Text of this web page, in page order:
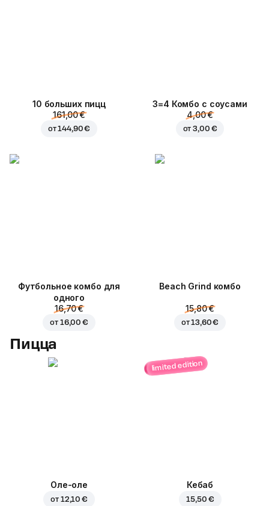
10 больших пицц
161,00 €
от144,90 €
3=4 Комбо с соусами
4,00 €
от3,00 €
Футбольное комбо для
одного
16,70 €
от 16,00 €
Beach Grind комбо
15,80 €
от13,60 €
Пицца
Оле-оле
от 12,10 €
limited edition
Кебаб
15,50 €